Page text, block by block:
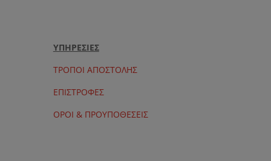
ΥΠΗΡΕΣΙΕΣ
ΤΡΟΠΟΙ ΑΠΟΣΤΟΛΗΣ
ΕΠΙΣΤΡΟΦΕΣ
ΟΡΟΙ & ΠΡΟΥΠΟΘΕΣΕΙΣ